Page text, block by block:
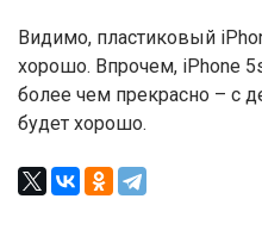
Видимо, пластиковый
хорошо. Впрочем, iPhone
более чем прекрасно – с
будет хорошо.